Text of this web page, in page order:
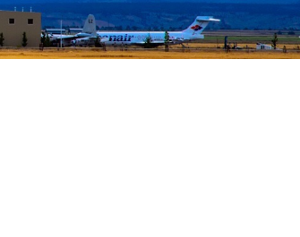
Ryanair из ЛаппеенрантыRyanair из Лондона
| ПРАГА, ОСТРАВА, ПАРДУБИЦЕ, БРНО